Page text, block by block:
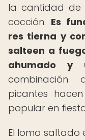
la cantidad de
cocción. Es
res tierna y
salteen a
ahumado y
combinación
picantes
popular en
El lomo saltado